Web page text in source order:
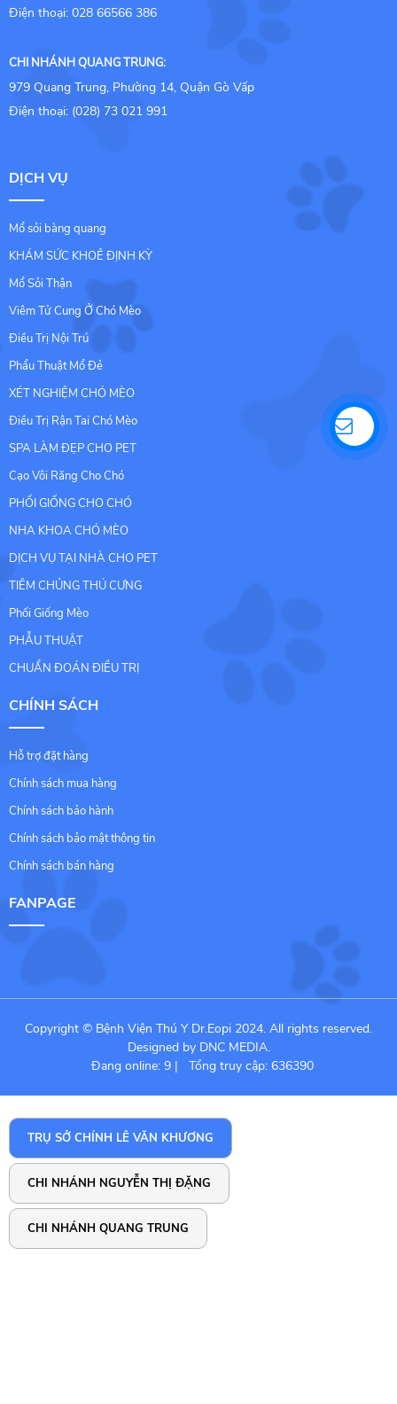
Điện thoại: 028 66566 386
CHI NHÁNH QUANG TRUNG:
979 Quang Trung, Phường 14, Quận Gò Vấp
Điện thoại: (028) 73 021 991
DỊCH VỤ
Mổ sỏi bàng quang
KHÁM SỨC KHOẺ ĐỊNH KỲ
Mổ Sỏi Thận
Viêm Tử Cung Ở Chó Mèo
Điều Trị Nội Trú
Phẩu Thuật Mổ Đẻ
XÉT NGHIỆM CHÓ MÈO
Điều Trị Rận Tai Chó Mèo
SPA LÀM ĐẸP CHO PET
Cạo Vôi Răng Cho Chó
PHỐI GIỐNG CHO CHÓ
NHA KHOA CHÓ MÈO
DỊCH VỤ TẠI NHÀ CHO PET
TIÊM CHỦNG THÚ CƯNG
Phối Giống Mèo
PHẪU THUẬT
CHUẨN ĐOÁN ĐIỀU TRỊ
CHÍNH SÁCH
Hỗ trợ đặt hàng
Chính sách mua hàng
Chính sách bảo hành
Chính sách bảo mật thông tin
Chính sách bán hàng
FANPAGE
Copyright © Bệnh Viện Thú Y Dr.Eopi 2024. All rights reserved.
Designed by DNC MEDIA.
Đang online: 9| Tổng truy cập: 636390
TRỤ SỞ CHÍNH LÊ VĂN KHƯƠNG
CHI NHÁNH NGUYỄN THỊ ĐẶNG
CHI NHÁNH QUANG TRUNG